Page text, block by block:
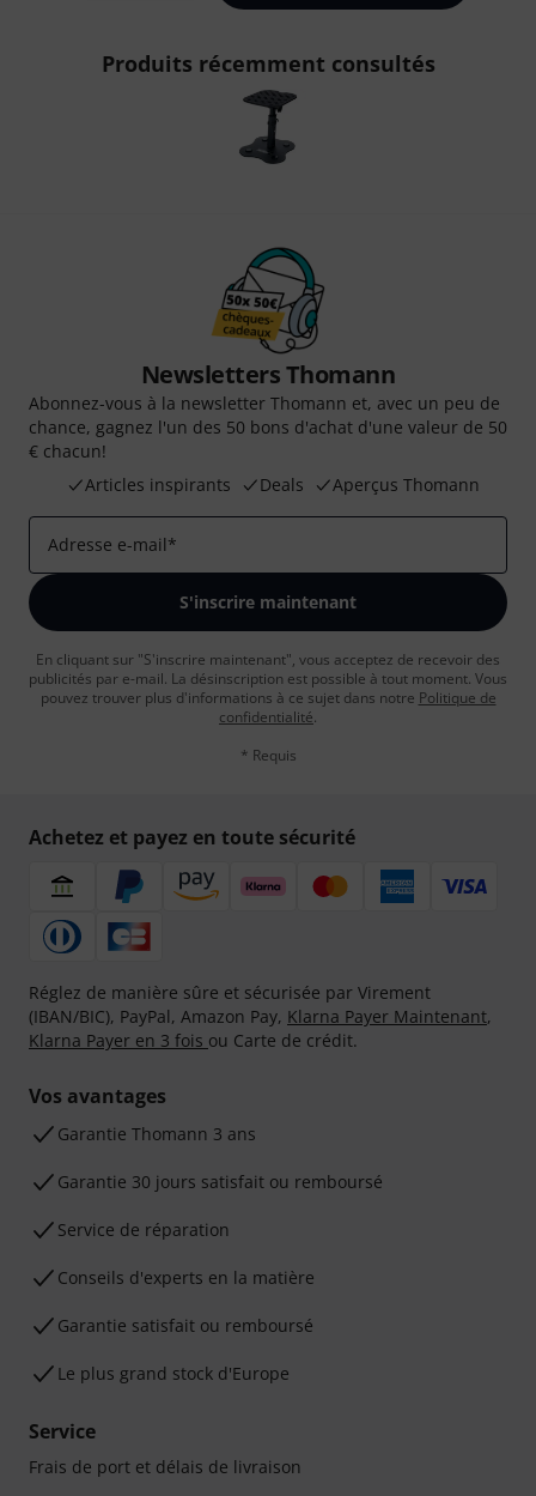
Produits récemment consultés
Newsletters Thomann
Abonnez-vous à la newsletter Thomann et, avec un peu de
chance, gagnez l'un des 50 bons d'achat d'une valeur de 50
€ chacun!
Articles inspirants
Deals Aperçus Thomann
Adresse e-mail*
S'inscrire maintenant
En cliquant sur "S'inscrire maintenant", vous acceptez de recevoir des
publicités par e-mail. La désinscription est possible à tout moment. Vous
pouvez trouver plus d'informations à ce sujet dans notre Politique de
confidentialité.
* Requis
Achetez et payez en toute sécurité
Réglez de manière sûre et sécurisée par Virement
(IBAN/BIC), PayPal, Amazon Pay, Klarna Payer Maintenant,
Klarna Payer en 3 fois ou Carte de crédit.
Vos avantages
Ga­ran­tie Thomann 3 ans
Garantie 30 jours satisfait ou remboursé
Service de réparation
Conseils d'experts en la matière
Garantie satisfait ou remboursé
Le plus grand stock d'Europe
Service
Frais de port et délais de livraison